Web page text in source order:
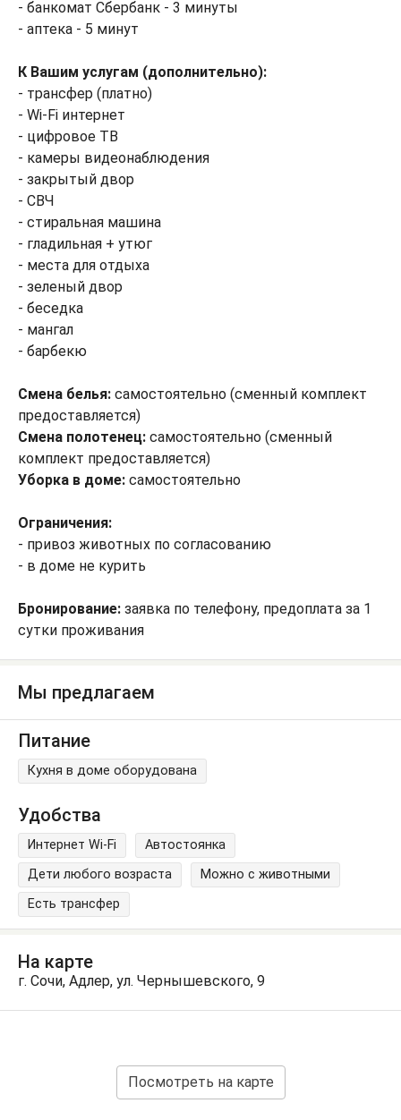
- банкомат Сбербанк - 3 минуты
- аптека - 5 минут
К Вашим услугам (дополнительно):
- трансфер (платно)
- Wi-Fi интернет
- цифровое ТВ
- камеры видеонаблюдения
- закрытый двор
- СВЧ
- стиральная машина
- гладильная + утюг
- места для отдыха
- зеленый двор
- беседка
- мангал
- барбекю
Смена белья: самостоятельно (сменный комплект
предоставляется)
Смена полотенец: самостоятельно (сменный
комплект предоставляется)
Уборка в доме: самостоятельно
Ограничения:
- привоз животных по согласованию
- в доме не курить
Бронирование: заявка по телефону, предоплата за 1
сутки проживания
Мы предлагаем
Питание
Кухня в доме оборудована
Удобства
Интернет Wi-Fi
Автостоянка
Дети любого возраста
Можно с животными
Есть трансфер
На карте
г. Сочи, Адлер, ул. Чернышевского, 9
Посмотреть на карте